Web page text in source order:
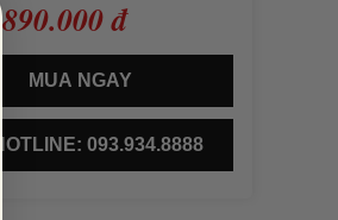
890.000 đ
MUA NGAY
HOTLINE: 093.934.8888